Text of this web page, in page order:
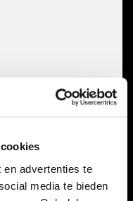
en advertenties te
media te bieden